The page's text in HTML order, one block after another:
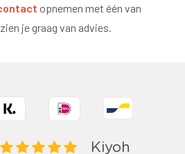
opnemen met één van
je graag van advies.